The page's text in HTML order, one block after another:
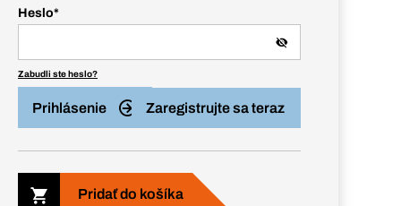
Heslo*
Zabudli ste heslo?
Prihlásenie Zaregistrujte sa teraz
Pridať do košíka